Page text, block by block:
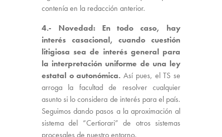
contenía en la redacción anterior.
4.- Novedad: En todo caso, hay
interés casacional, cuando cuestión
litigiosa sea de interés general para
la interpretación uniforme de una ley
estatal o autonómica.Así pues, el TS se
arroga la facultad de resolver cualquier
asunto si lo considera de interés para el país.
Seguimos dando pasos a la aproximación al
sistema del “Certiorari” de otros sistemas
procesales de nuestro entorno.